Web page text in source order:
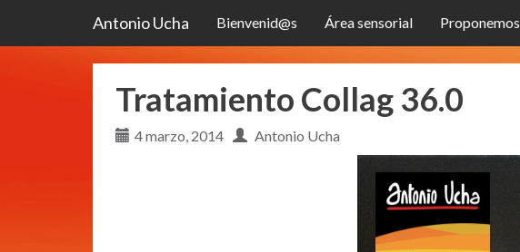
Antonio Ucha Bienvenid@s Área sensorial Proponemos
Tratamiento Collag 36.0
4 marzo, 2014 Antonio Ucha